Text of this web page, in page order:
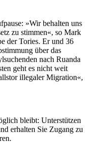
»Wir behalten uns
zu stimmen«, so Mark
der Tories. Er und 36
über das
nach Ruanda
geht es nicht weit
illegaler Migration«,
bleibt: Unterstützen
erhalten Sie Zugang zu